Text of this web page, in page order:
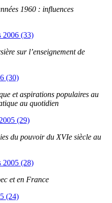
1960 : influences
2006 (33)
sur l’enseignement de
(30)
et aspirations populaires au
au quotidien
(29)
du pouvoir du XVIe siècle au
2005 (28)
et en France
(24)